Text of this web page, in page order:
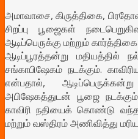
அமாவாசை, கிருத்திகை,
சிறப்பு பூஜைகள்
ஆடிப்பெருக்கு மற்றும்
ஆடிப்பூரத்தன்று மதியத்தில்
சங்காபிஷேகம் நடக்கும்.
என்பதால்,
அபிஷேகத்துடன் பூஜை
காவிரி நதியைக் கொண்டு
மற்றும் வஸ்திரம் அணிவித்து